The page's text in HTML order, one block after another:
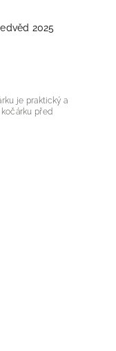
do kočárku Bomimi medvěd 2025
je praktický a
před